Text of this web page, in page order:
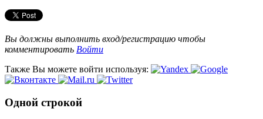
Вы должны выполнить вход/регистрацию чтобы
комментировать Войти
Также Вы можете войти используя:
Одной строкой